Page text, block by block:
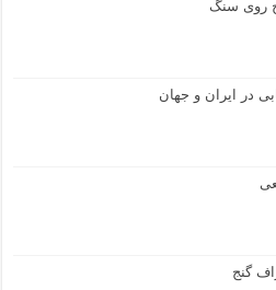
روی سنگ
در ایران و جهان
گنج